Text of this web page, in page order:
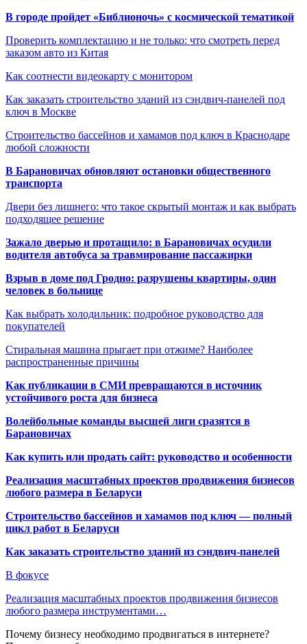
В городе пройдет «Библионочь» с космической тематикой
Проверить комплектацию и не только: что смотреть перед
заказом авто из Китая
Как соотнести видеокарту с монитором
Как заказать строительство зданий из сэндвич-панелей под
ключ в Москве
Строительство бассейнов и хамамов под ключ в Краснодаре
любой сложности
В Барановичах обновляют остановки общественного
транспорта
Двери без лишнего: что такое скрытый монтаж и как выбрать
подходящее решение
Зажало дверью и протащило: в Барановичах осудили
водителя автобуса за травмирование пассажирки
Взрыв в доме под Гродно: разрушены квартиры, один
человек в больнице
Как выбрать холодильник: подробное руководство для
покупателей
Стиральная машина прыгает при отжиме? Наиболее
распространенные причины
Как публикации в СМИ превращаются в источник
устойчивого роста для бизнеса
Волейбольные команды высшей лиги сразятся в
Барановичах
Как купить или продать сайт: руководство и особенности
Реализация масштабных проектов продвижения бизнесов
любого размера в Беларуси
Строительство бассейнов и хамамов под ключ — полный
цикл работ в Беларуси
Как заказать строительство зданий из сэндвич-панелей
В фокусе
Реализация масштабных проектов продвижения бизнесов
любого размера инструментами…
Почему бизнесу необходимо продвигаться в интернете?